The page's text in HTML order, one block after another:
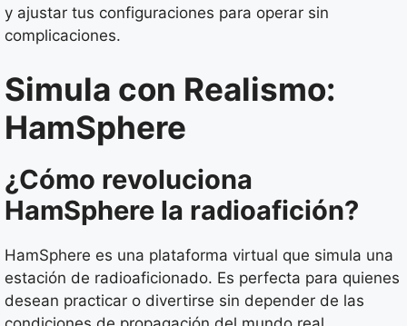
y ajustar tus configuraciones para operar sin
complicaciones.
Simula con Realismo:
HamSphere
¿Cómo revoluciona
HamSphere la radioafición?
HamSphere es una plataforma virtual que simula una
estación de radioaficionado. Es perfecta para quienes
desean practicar o divertirse sin depender de las